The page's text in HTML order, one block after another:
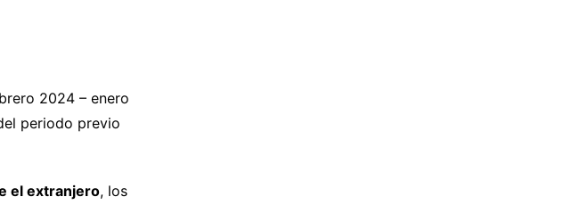
2024 – enero
periodo previo
el extranjero, los